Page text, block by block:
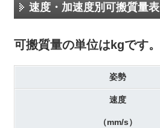
速度・加速度別可搬質量表
可搬質量の単位はkgです。
姿勢
速度
（mm/s）